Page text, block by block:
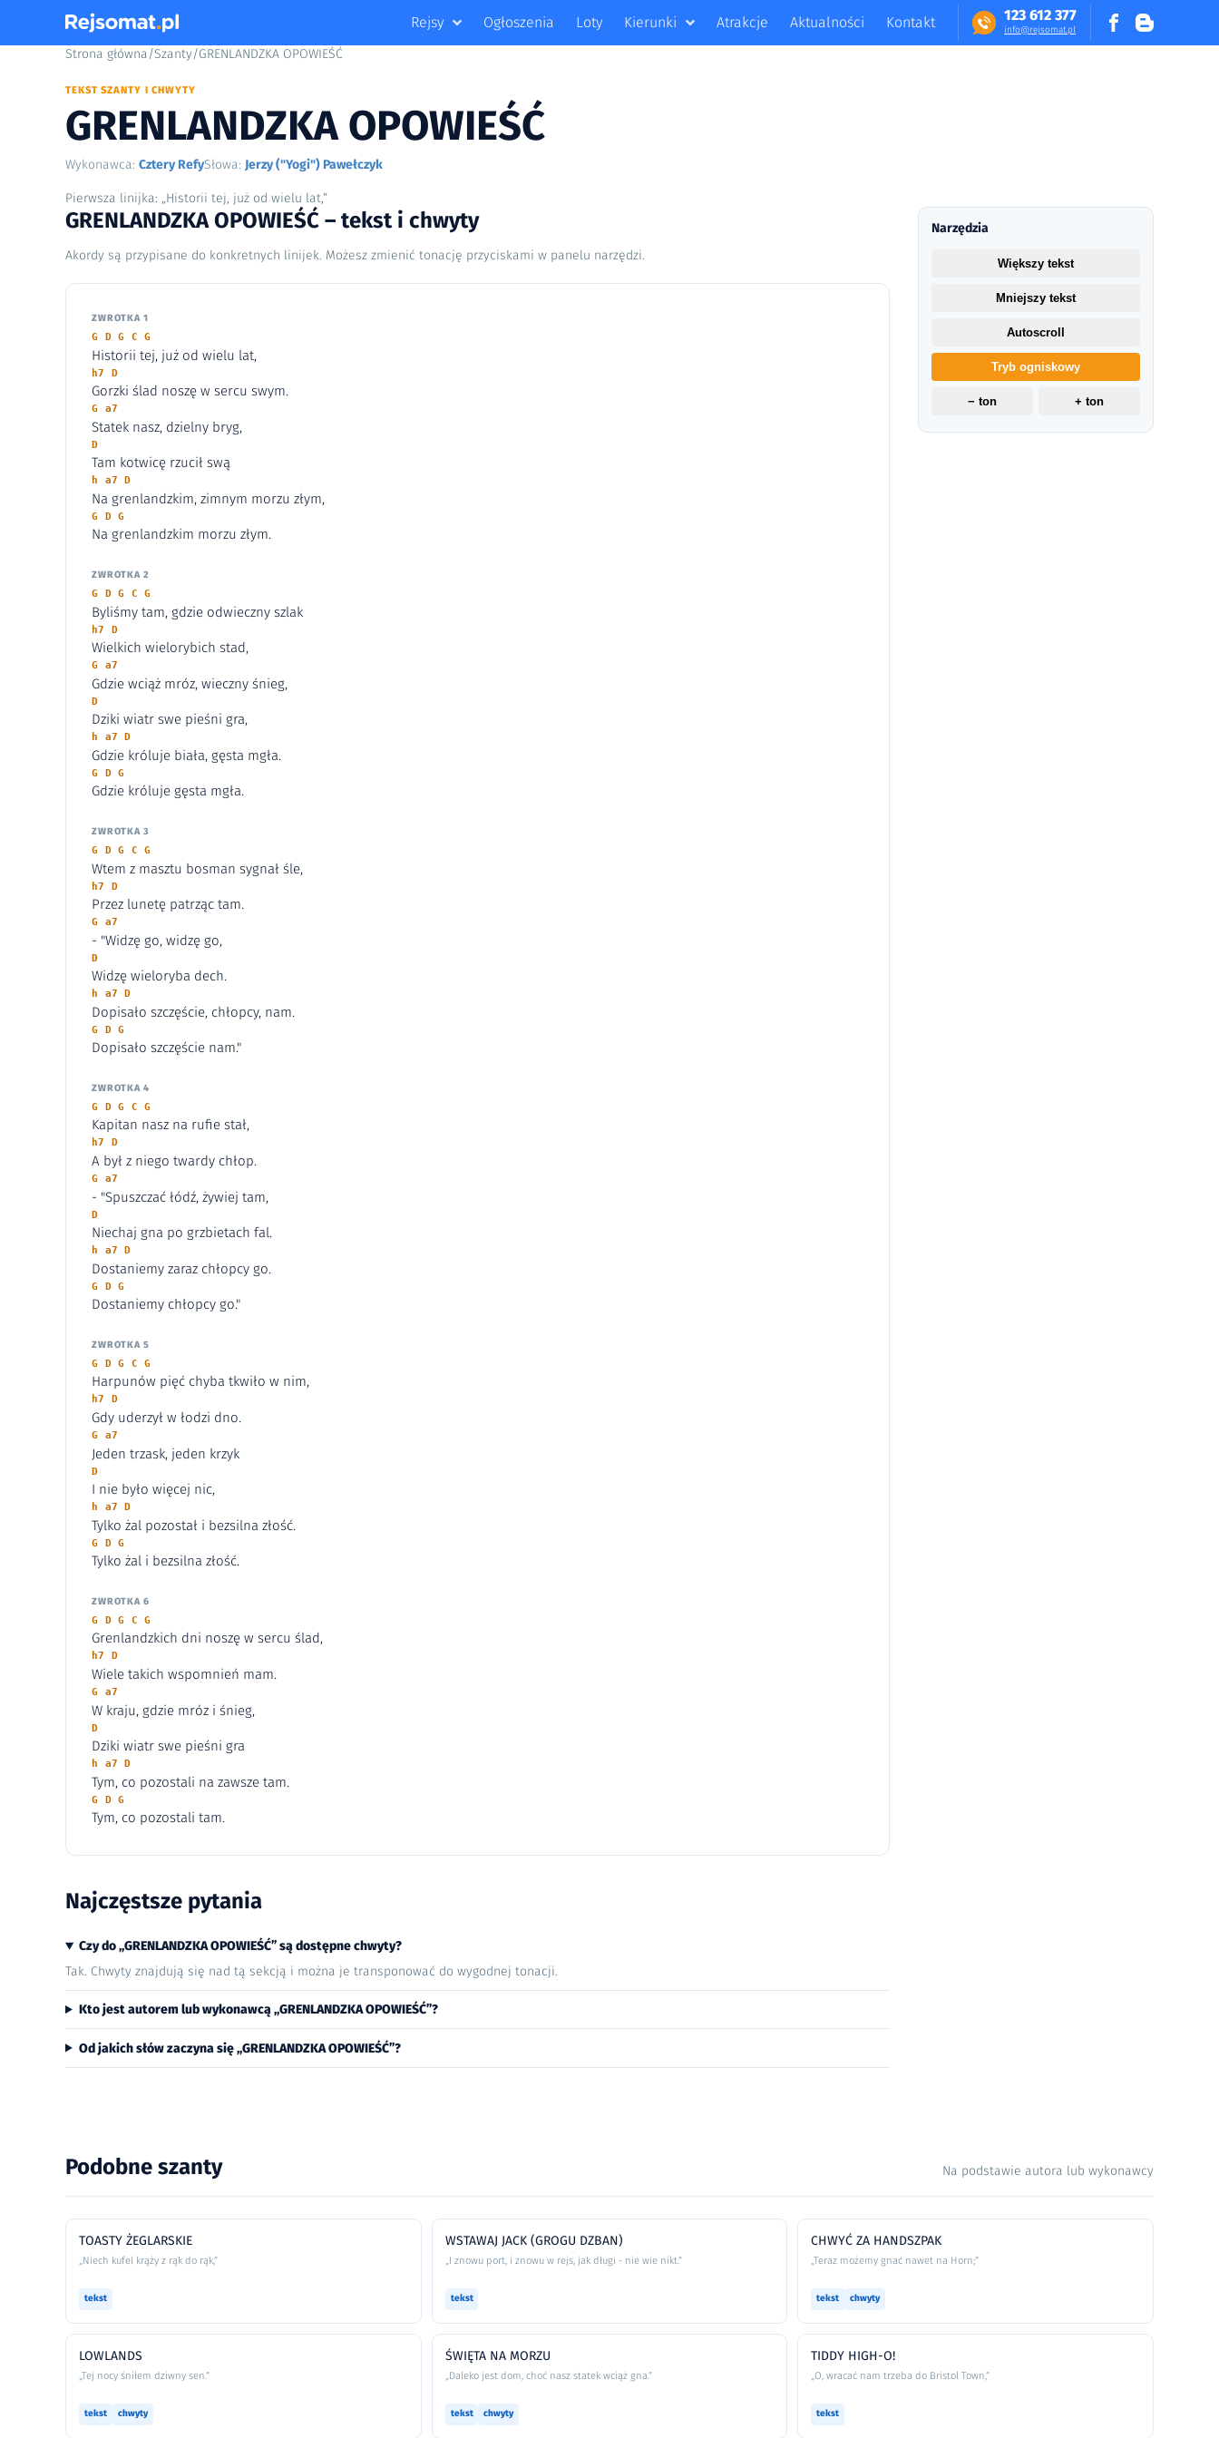
123 612 377
in​fo​@​​rej​somat​.​pl
Rejsy Ogłoszenia Loty Kierunki Atrakcje Aktualności Kontakt
Strona główna/Szanty/GRENLANDZKA OPOWIEŚĆ
TEKST SZANTY I CHWYTY
GRENLANDZKA OPOWIEŚĆ
Wykonawca: Cztery RefySłowa: Jerzy ("Yogi") Pawełczyk
Pierwsza linijka: „Historii tej, już od wielu lat,”
GRENLANDZKA OPOWIEŚĆ – tekst i chwyty
Akordy są przypisane do konkretnych linijek. Możesz zmienić tonację przyciskami w panelu narzędzi.
ZWROTKA 1
G D G C G
Historii tej, już od wielu lat,
h7 D
Gorzki ślad noszę w sercu swym.
G a7
Statek nasz, dzielny bryg,
D
Tam kotwicę rzucił swą
h a7 D
Na grenlandzkim, zimnym morzu złym,
G D G
Na grenlandzkim morzu złym.
ZWROTKA 2
G D G C G
Byliśmy tam, gdzie odwieczny szlak
h7 D
Wielkich wielorybich stad,
G a7
Gdzie wciąż mróz, wieczny śnieg,
D
Dziki wiatr swe pieśni gra,
h a7 D
Gdzie króluje biała, gęsta mgła.
G D G
Gdzie króluje gęsta mgła.
ZWROTKA 3
G D G C G
Wtem z masztu bosman sygnał śle,
h7 D
Przez lunetę patrząc tam.
G a7
- "Widzę go, widzę go,
D
Widzę wieloryba dech.
h a7 D
Dopisało szczęście, chłopcy, nam.
G D G
Dopisało szczęście nam."
ZWROTKA 4
G D G C G
Kapitan nasz na rufie stał,
h7 D
A był z niego twardy chłop.
G a7
- "Spuszczać łódź, żywiej tam,
D
Niechaj gna po grzbietach fal.
h a7 D
Dostaniemy zaraz chłopcy go.
G D G
Dostaniemy chłopcy go."
ZWROTKA 5
G D G C G
Harpunów pięć chyba tkwiło w nim,
h7 D
Gdy uderzył w łodzi dno.
G a7
Jeden trzask, jeden krzyk
D
I nie było więcej nic,
h a7 D
Tylko żal pozostał i bezsilna złość.
G D G
Tylko żal i bezsilna złość.
ZWROTKA 6
G D G C G
Grenlandzkich dni noszę w sercu ślad,
h7 D
Wiele takich wspomnień mam.
G a7
W kraju, gdzie mróz i śnieg,
D
Dziki wiatr swe pieśni gra
h a7 D
Tym, co pozostali na zawsze tam.
G D G
Tym, co pozostali tam.
Najczęstsze pytania
Czy do „GRENLANDZKA OPOWIEŚĆ” są dostępne chwyty?
Tak. Chwyty znajdują się nad tą sekcją i można je transponować do wygodnej tonacji.
Kto jest autorem lub wykonawcą „GRENLANDZKA OPOWIEŚĆ”?
Od jakich słów zaczyna się „GRENLANDZKA OPOWIEŚĆ”?
Narzędzia
Większy tekst
Mniejszy tekst
Autoscroll
Tryb ogniskowy
− ton + ton
Podobne szanty Na podstawie autora lub wykonawcy
TOASTY ŻEGLARSKIE
„Niech kufel krąży z rąk do rąk,”
tekst
WSTAWAJ JACK (GROGU DZBAN)
„I znowu port, i znowu w rejs, jak długi - nie wie nikt.”
tekst
CHWYĆ ZA HANDSZPAK
„Teraz możemy gnać nawet na Horn;”
tekst chwyty
LOWLANDS
„Tej nocy śniłem dziwny sen.”
tekst chwyty
ŚWIĘTA NA MORZU
„Daleko jest dom, choć nasz statek wciąż gna.”
tekst chwyty
TIDDY HIGH-O!
„O, wracać nam trzeba do Bristol Town,”
tekst